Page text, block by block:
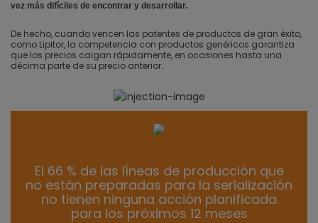
vez más difíciles de encontrar y desarrollar.
De hecho, cuando vencen las patentes de productos de gran éxito,
como Lipitor, la competencia con productos genéricos garantiza
que los precios caigan rápidamente, en ocasiones hasta una
décima parte de su precio anterior.
El 66 % de las líneas de producción que
no están preparadas para la serialización
no tienen ninguna acción planificada
para los próximos 12 meses